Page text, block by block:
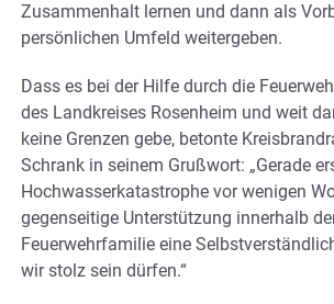
Zusammenhalt lernen und dann als
persönlichen Umfeld weitergeben.
Dass es bei der Hilfe durch die
des Landkreises Rosenheim und weit
keine Grenzen gebe, betonte
Schrank in seinem Grußwort: „Gerade
Hochwasserkatastrophe vor wenigen
gegenseitige Unterstützung innerhalb
Feuerwehrfamilie eine
wir stolz sein dürfen.“